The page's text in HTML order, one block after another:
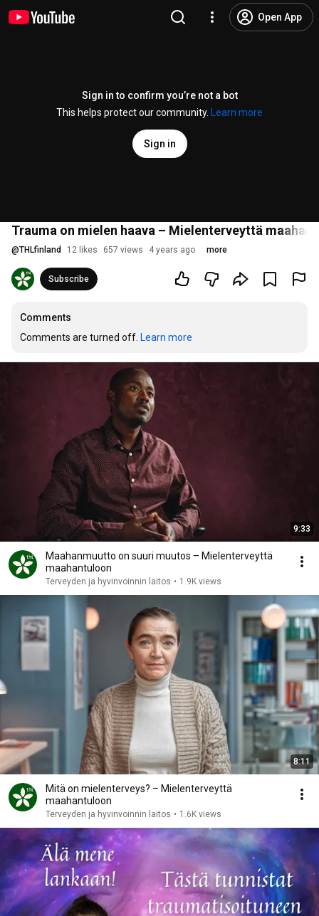
Open App
Sign in to confirm you’re not a bot
This helps protect our community.
Learn more
Sign in
Trauma on mielen haava – Mielenterveyttä
@THLfinland 12 likes 657 views 4 years ago more
Subscribe
Comments
Comments are turned off. Learn more
9:33
Maahanmuutto on suuri muutos – Mielenterveyttä
maahantuloon
Terveyden ja hyvinvoinnin laitos • 1.9K views
8:11
Mitä on mielenterveys? – Mielenterveyttä
maahantuloon
Terveyden ja hyvinvoinnin laitos • 1.6K views